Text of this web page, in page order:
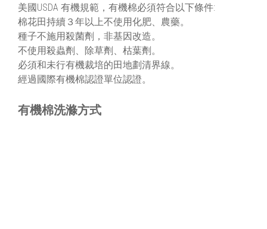
美國USDA 有機規範，有機棉必須符合以下條件:
棉花田持續３年以上不使用化肥、農藥。
種子不施用殺菌劑，非基因改造。
不使用殺蟲劑、除草劑、枯葉劑。
必須和未行有機裁培的田地劃清界線。
經過國際有機棉認證單位認證。
有機棉洗滌方式